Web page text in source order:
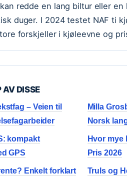
redde en lang biltur eller
duger. I 2024 testet NAF ti
forskjeller i kjøleevne og
AV DISSE
– Veien til
Milla
Norsk
kompakt
GPS
Hvor mye
Pris 2026
Enkelt forklart
Truls og